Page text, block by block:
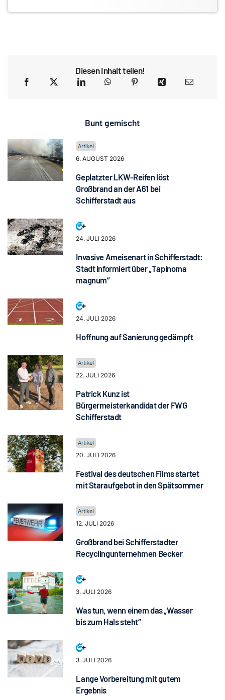
Diesen Inhalt teilen!
Bunt gemischt
6. AUGUST 2026
Geplatzter LKW-Reifen löst
Großbrand an der A61 bei
Schifferstadt aus
24. JULI 2026
Invasive Ameisenart in Schifferstadt:
Stadt informiert über „Tapinoma
magnum“
24. JULI 2026
Hoffnung auf Sanierung gedämpft
22. JULI 2026
Patrick Kunz ist
Bürgermeisterkandidat der FWG
Schifferstadt
20. JULI 2026
Festival des deutschen Films startet
mit Staraufgebot in den Spätsommer
12. JULI 2026
Großbrand bei Schifferstadter
Recyclingunternehmen Becker
3. JULI 2026
Was tun, wenn einem das „Wasser
bis zum Hals steht“
3. JULI 2026
Lange Vorbereitung mit gutem
Ergebnis